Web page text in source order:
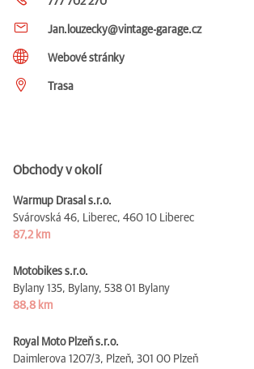
Jan.louzecky@vintage-garage.cz
Webové stránky
Trasa
Obchody v okolí
Warmup Drasal s.r.o.
Svárovská 46, Liberec, 460 10 Liberec
87,2 km
Motobikes s.r.o.
Bylany 135, Bylany, 538 01 Bylany
88,8 km
Royal Moto Plzeň s.r.o.
Daimlerova 1207/3, Plzeň, 301 00 Plzeň